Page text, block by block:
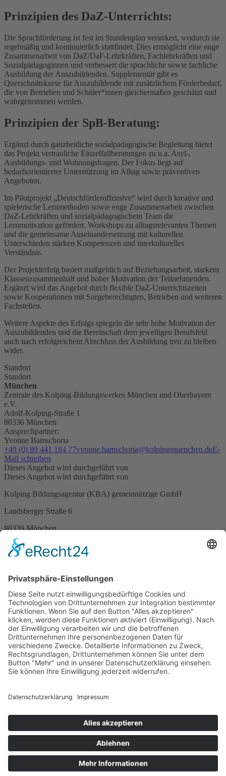
Prinzipien des DaZ-Unterrichts:
Die Sprachförderung ist fest im Stundenplan verankert, wodurch sie
regelmäßig und kontinuierlich stattfindet. Dies ermöglicht eine enge
Zusammenarbeit von DaZ/DaF-Lehrkräften, Fachlehrkräften und
Sozialpädagoginnen und verbessert die sprachliche sowie fachliche
Ausbildung der Auszubildenden. Supplementär gibt es
Querschnittskurse für Auszubildende mit zusätzlichem Förderbedarf,
die von Betrieben und Schüler*innen gleichermaßen geschätzt und
wahrgenommen werden.
Prinzipien der SpB-Beratung:
Ergänzt durch ganzheitliche sozialpädagogische Begleitung bietet
das Projekt vertrauliche Einzelfallberatungen zu u.a. Asyl-,
Ausbildungs- und Wohnungsfragen. Der Fokus liegt auf
bedarfsorientierter Unterstützung im Alltag sowie präventiven
Angeboten.
Im Pilotprojekt „Deutschförderoffensive“ wird durch kreative und
spielerische Lernmethoden sowie enge Zusammenarbeit zwischen
DaZ-Lehrkräften und sozialpädagogischem Team die
Lernmotivation gefördert. Workshops zu alltagsrelevanten Themen
und die gemeinsame Auseinandersetzung mit kulturellen
Unterschieden stärken Kompetenzen und interkulturelles
Verständnis.
Der Projekterfolg basiert maßgeblich auf Beziehungsarbeit, starkem
Klassenzusammenhalt und hoher Motivation der Teilnehmenden.
Ergänzt wird das Angebot durch flexible DaZ-Unterrichtszeiten
sowie Kooperationen mit Sorgeberechtigten, Betrieben und weiteren
Fachstellen.
Weitere Aspekte des Erfolgs spiegeln die sehr hohe Motivation der
Auszubildenden und die Bereitschaft dem jeweiligen Berufsfeld
auch nach erfolgreichem Abschluss der Ausbildung treu zu bleiben
wider.
Standort
Standort
München
Zentrale des Kolping-Bildungswerkes München und Oberbayern
e.V.
Adolf-Kolping-Straße 1
80336 München
Ansprechpartner:
Yvonne Bamschoria
+49 (0) 89 441 184 77yvonne.bamschoria@kolpingmuenchen.deE-
Mail schreiben
Dieses Angebot wird durchgeführt von
Dieses Angebot wird durchgeführt von
Kolping Bildungsagentur (KBA) gemeinnützige GmbH
Landsberger Straße 6
80339 München
089 / 55 93 37 - 20
089 / 55 93 37 - 29
bildungsagentur.de
BildungsangeboteAlle Angebote Berufsorientierung
Berufsvorbereitung Sozialarbeit Integrationskurse Weiterbildung
Adolf-Kolping-Berufsschule
Hotels & Jugendwohnen Jugendwohnen bei Kolping
Ausbildungshotel St. Theresia Jugendwohnen Entenbachstraße
Innsbrucker Ring Das Ernstl
Dienstleistungen Catering Landschaftsbau Raumvermietung
KarriereArbeitgeberleistungen Offene Stellen Praktikum Soziale
Arbeit kolping.jobs
Über uns Unternehmen Vorstand und Verwaltungsrat Qualität und
Anspruch Partner und Auftraggeber Intranet
Adolf-Kolping-Straße 1 80336 München
57 99
info@kolpingmuenchen.de
Allgemein
Kontakt Impressum Datenschutz
nach DSGVO
Kolpingwerk Kolpingjugend
Kolping Bildungsunternehmen
Instagram